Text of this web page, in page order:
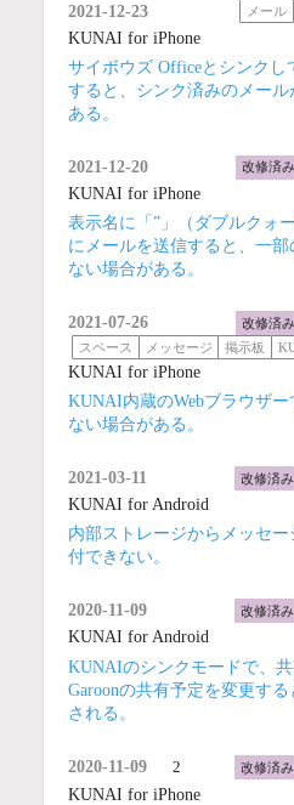
2021-12-23 メール
KUNAI for iPhone
サイボウズ Officeとシンク
すると、シンク済みのメー
ある。
2021-12-20 改修済み
KUNAI for iPhone
表示名に「”」（ダブルクォ
にメールを送信すると、一
ない場合がある。
2021-07-26
改修済み
スペース
メッセージ 掲示板
KUNAI for iPhone
KUNAI内蔵のWebブラウザ
ない場合がある。
2021-03-11 改修済み
KUNAI for Android
内部ストレージからメッセ
付できない。
2020-11-09 改修済み
KUNAI for Android
KUNAIのシンクモードで、
Garoonの共有予定を変更す
される。
2020-11-09 2 改修済み
KUNAI for iPhone